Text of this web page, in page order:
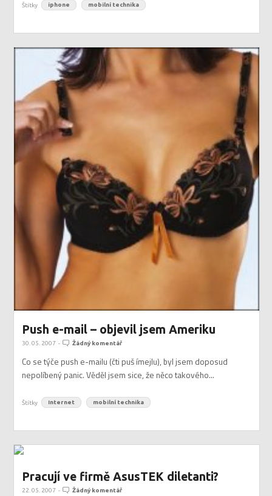
Štítky iphone mobilní technika
Push e-mail – objevil jsem Ameriku
30. 05. 2007- Žádný komentář
Co se týče push e-mailu (čti puš ímejlu), byl jsem doposud
nepolíbený panic. Věděl jsem sice, že něco takového...
Štítky Internet mobilní technika
Pracují ve firmě AsusTEK diletanti?
22. 05. 2007- Žádný komentář